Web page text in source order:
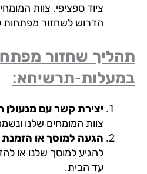
ציוד ספציפי. צוות המומחים
הדרוש לשחזור מפתחות לכל
שחזור מפתח
תרשיחא:
יצירת קשר עם מנעולן רכב
צוות המומחים שלנו ונשמח
הגעה למוסך או הזמנת
להגיע למוסך שלנו או
עד הבית.